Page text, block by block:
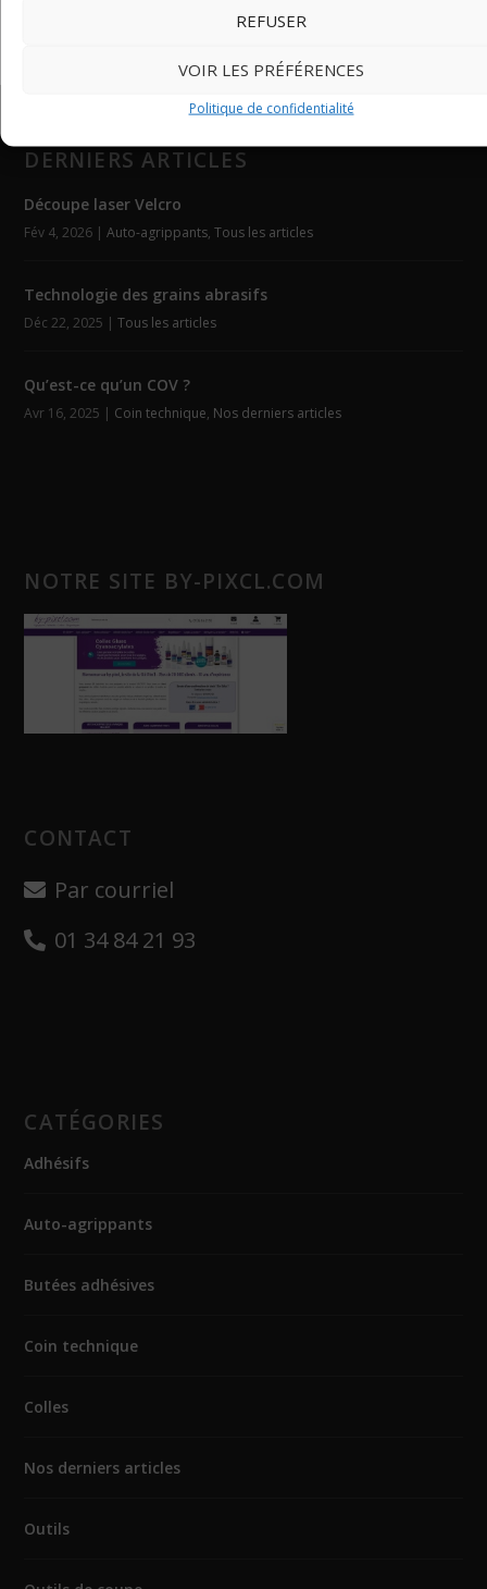
REFUSER
VOIR LES PRÉFÉRENCES
Politique de confidentialité
DERNIERS ARTICLES
Découpe laser Velcro
Fév 4, 2026 |Auto-agrippants,Tous les articles
Technologie des grains abrasifs
Déc 22, 2025 |Tous les articles
Qu’est-ce qu’un COV ?
Avr 16, 2025 | Coin technique, Nos derniers articles
NOTRE SITE BY-PIXCL.COM
CONTACT
Par courriel
01 34 84 21 93
CATÉGORIES
Adhésifs
Auto-agrippants
Butées adhésives
Coin technique
Colles
Nos derniers articles
Outils